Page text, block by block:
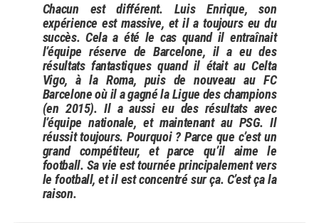
Chacun est différent. Luis Enrique, son
expérience est massive, et il a toujours eu du
succès. Cela a été le cas quand il entraînait
l’équipe réserve de Barcelone, il a eu des
résultats fantastiques quand il était au Celta
Vigo, à la Roma, puis de nouveau au FC
Barcelone où il a gagné la Ligue des champions
(en 2015). Il a aussi eu des résultats avec
l’équipe nationale, et maintenant au PSG. Il
réussit toujours. Pourquoi ? Parce que c’est un
grand compétiteur, et parce qu’il aime le
football. Sa vie est tournée principalement vers
le football, et il est concentré sur ça. C’est ça la
raison.